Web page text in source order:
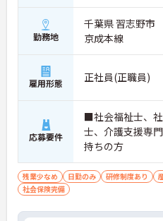
勤務地
千葉県 習志野市
京成本線
雇用形態 正社員(正職員)
応募要件
■社会福祉士、
士、介護支援専
持ちの方
残業少なめ 日勤のみ 研修制度あり
社会保険完備